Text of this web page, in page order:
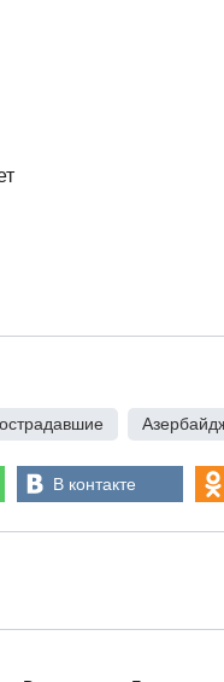
В контакте